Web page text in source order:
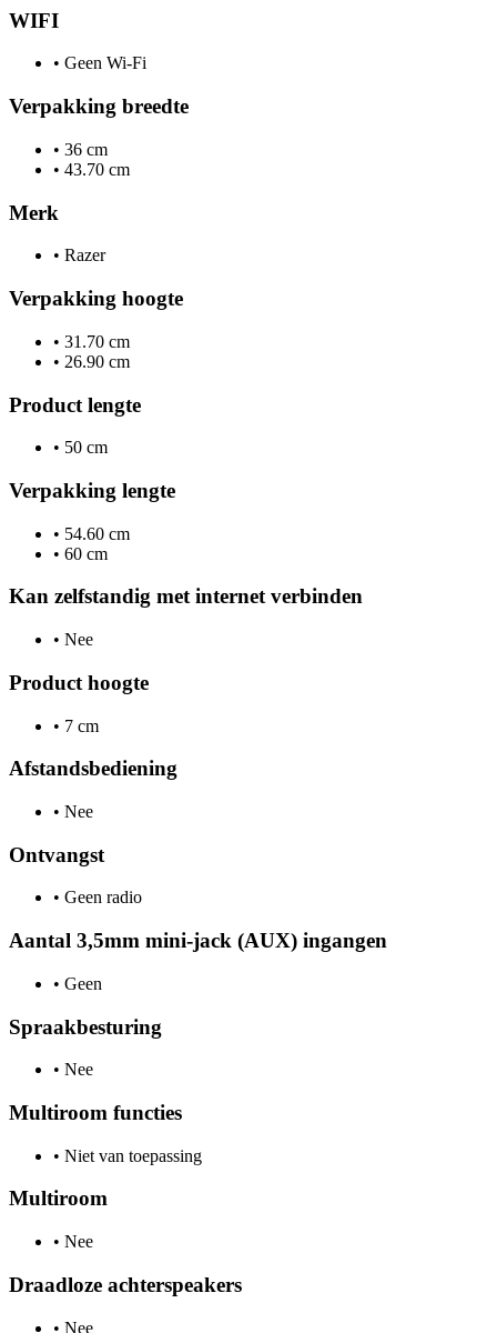
WIFI
• Geen Wi-Fi
Verpakking breedte
• 36 cm
• 43.70 cm
Merk
• Razer
Verpakking hoogte
• 31.70 cm
• 26.90 cm
Product lengte
• 50 cm
Verpakking lengte
• 54.60 cm
• 60 cm
Kan zelfstandig met internet verbinden
• Nee
Product hoogte
• 7 cm
Afstandsbediening
• Nee
Ontvangst
• Geen radio
Aantal 3,5mm mini-jack (AUX) ingangen
• Geen
Spraakbesturing
• Nee
Multiroom functies
• Niet van toepassing
Multiroom
• Nee
Draadloze achterspeakers
• Nee